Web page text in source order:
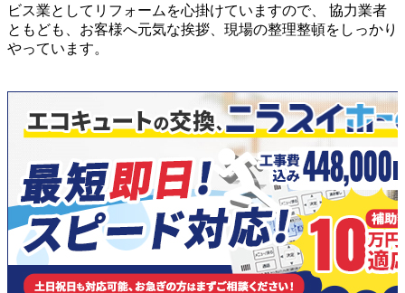
ビス業としてリフォームを心掛けていますので、 協力業者
ともども、お客様へ元気な挨拶、現場の整理整頓をしっかり
やっています。